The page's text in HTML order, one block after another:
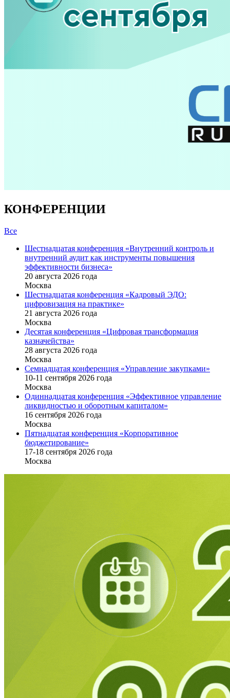
КОНФЕРЕНЦИИ
Все
Шестнадцатая конференция «Внутренний контроль и
внутренний аудит как инструменты повышения
эффективности бизнеса»
20 августа 2026 года
Москва
Шестнадцатая конференция «Кадровый ЭДО:
цифровизация на практике»
21 августа 2026 года
Москва
Десятая конференция «Цифровая трансформация
казначейства»
28 августа 2026 года
Москва
Семнадцатая конференция «Управление закупками»
10-11 сентября 2026 года
Москва
Одиннадцатая конференция «Эффективное управление
ликвидностью и оборотным капиталом»
16 cентября 2026 года
Москва
Пятнадцатая конференция «Корпоративное
бюджетирование»
17-18 сентября 2026 года
Москва